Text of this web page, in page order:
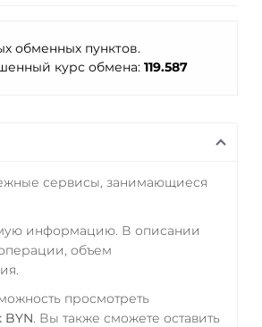
обменных пунктов.
курс обмена: 119.587
сервисы, занимающиеся
информацию. В описании
объем
просмотреть
. Вы также сможете оставить